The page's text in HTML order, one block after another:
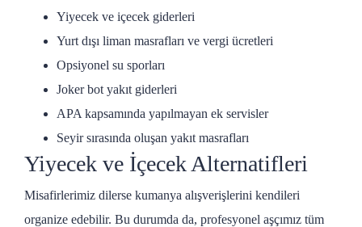
Yiyecek ve içecek giderleri
Yurt dışı liman masrafları ve vergi ücretleri
Opsiyonel su sporları
Joker bot yakıt giderleri
APA kapsamında yapılmayan ek servisler
Seyir sırasında oluşan yakıt masrafları
Yiyecek ve İçecek Alternatifleri
Misafirlerimiz dilerse kumanya alışverişlerini kendileri
organize edebilir. Bu durumda da, profesyonel aşçımız tüm